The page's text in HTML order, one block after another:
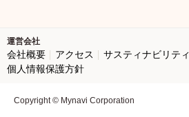
運営会社
会社概要 アクセス サスティナビリティ
個人情報保護方針
Copyright © Mynavi Corporation